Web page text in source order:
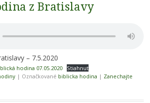
z Bratislavy
– 7.5.2020
hodina 07.05.2020
Stiahnuť
| Označkované biblicka hodina | Zanechajte